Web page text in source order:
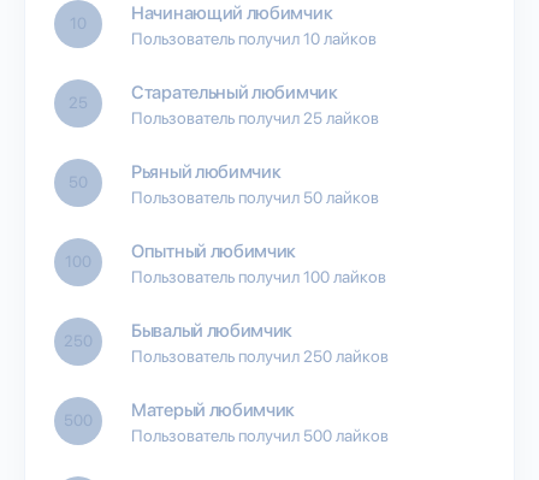
10 Начинающий любимчик
Пользователь получил 10 лайков
25 Старательный любимчик
Пользователь получил 25 лайков
50 Рьяный любимчик
Пользователь получил 50 лайков
100 Опытный любимчик
Пользователь получил 100 лайков
250 Бывалый любимчик
Пользователь получил 250 лайков
500 Матерый любимчик
Пользователь получил 500 лайков